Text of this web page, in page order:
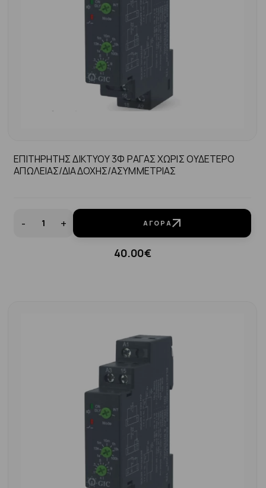
ΕΠΙΤΗΡΗΤΗΣ ΔΙΚΤΥΟΥ 3Φ ΡΑΓΑΣ ΧΩΡΙΣ ΟΥΔΕΤΕΡΟ
ΑΠΩΛΕΙΑΣ/ΔΙΑΔΟΧΗΣ/ΑΣΥΜΜΕΤΡΙΑΣ
- + ΑΓΟΡΆ
40.00€